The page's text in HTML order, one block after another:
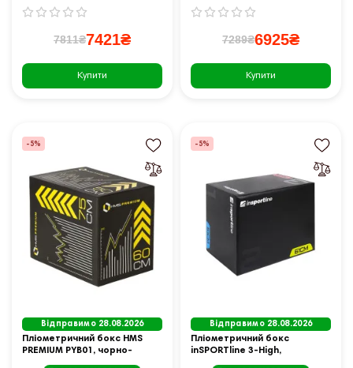
7811₴7421₴
Купити
7289₴6925₴
Купити
-5%
Відправимо 28.08.2026
Пліометричний бокс HMS
PREMIUM PYB01, чорно-
-5%
Відправимо 28.08.2026
Пліометричний бокс
inSPORTline 3-High,